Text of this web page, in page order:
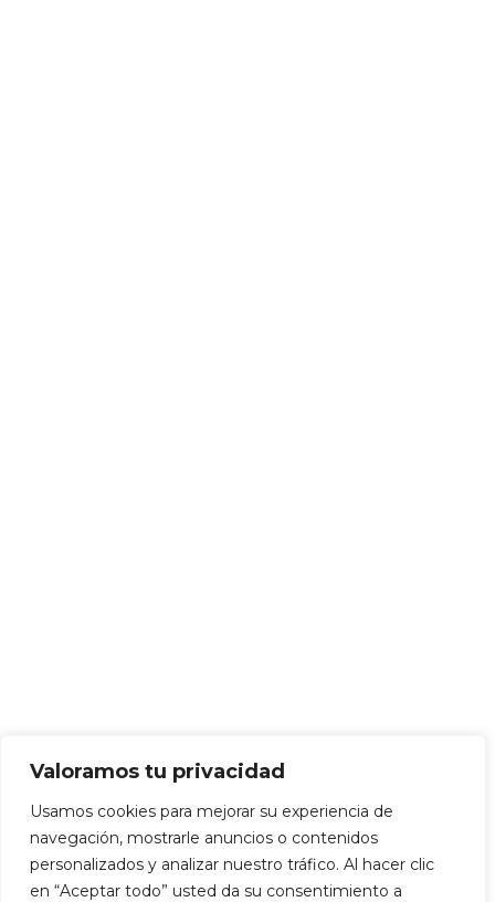
Valoramos tu privacidad
Usamos cookies para mejorar su experiencia de
navegación, mostrarle anuncios o contenidos
personalizados y analizar nuestro tráfico. Al hacer clic
en “Aceptar todo” usted da su consentimiento a